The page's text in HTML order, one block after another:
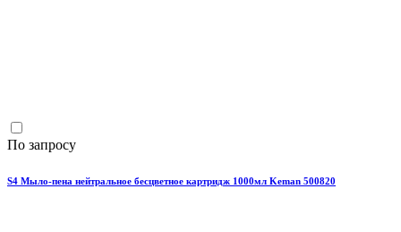
По запросу
S4 Мыло-пена нейтральное бесцветное картридж 1000мл Keman 500820